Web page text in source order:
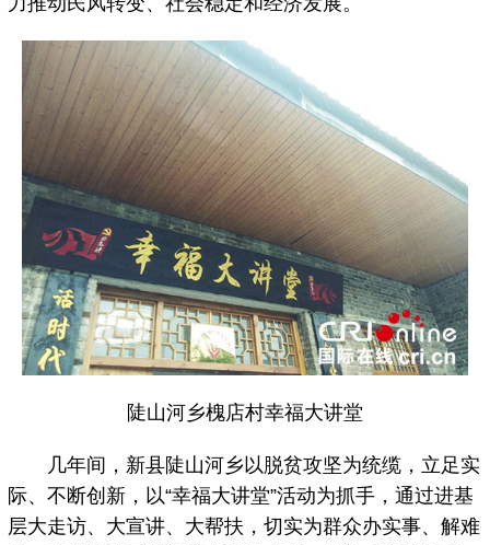
陡山河乡槐店村幸福大讲堂
几年间，新县陡山河乡以脱贫攻坚为统缆，立足实
际、不断创新，以“幸福大讲堂”活动为抓手，通过进基
层大走访、大宣讲、大帮扶，切实为群众办实事、解难